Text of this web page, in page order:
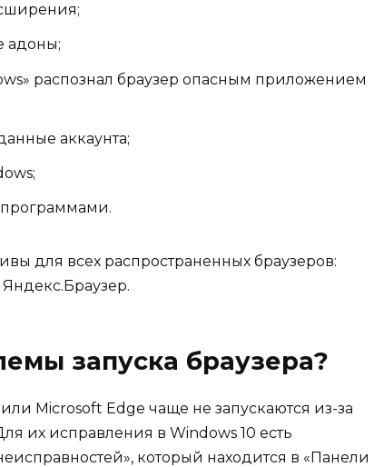
адоны;
распознал браузер опасным приложением
аккаунта;
для всех распространенных браузеров:
запуска браузера?
Microsoft Edge чаще не запускаются из-за
их исправления в Windows 10 есть
который находится в «Панели